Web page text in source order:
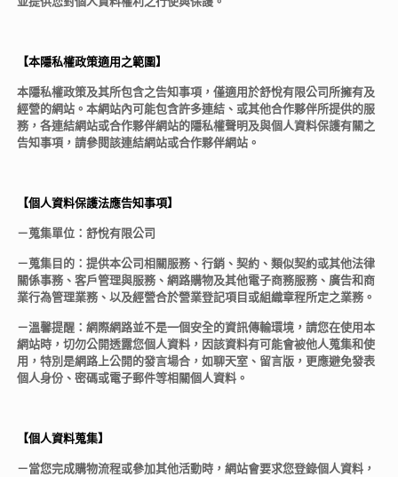
【本隱私權政策適用之範圍】
本隱私權政策及其所包含之告知事項，僅適用於舒悅有限公司所擁有及
經營的網站。本網站內可能包含許多連結、或其他合作夥伴所提供的服
務，各連結網站或合作夥伴網站的隱私權聲明及與個人資料保護有關之
告知事項，請參閱該連結網站或合作夥伴網站。
【個人資料保護法應告知事項】
－蒐集單位：舒悅有限公司
－蒐集目的：提供本公司相關服務、行銷、契約、類似契約或其他法律
關係事務、客戶管理與服務、網路購物及其他電子商務服務、廣告和商
業行為管理業務、以及經營合於營業登記項目或組織章程所定之業務。
－溫馨提醒：網際網路並不是一個安全的資訊傳輸環境，請您在使用本
網站時，切勿公開透露您個人資料，因該資料有可能會被他人蒐集和使
用，特別是網路上公開的發言場合，如聊天室、留言版，更應避免發表
個人身份、密碼或電子郵件等相關個人資料。
【個人資料蒐集】
－當您完成購物流程或參加其他活動時，網站會要求您登錄個人資料，